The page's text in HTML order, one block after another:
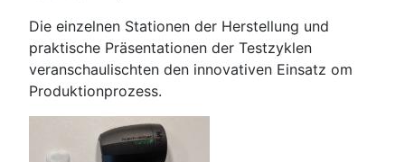
Die einzelnen Stationen der Herstellung und
praktische Präsentationen der Testzyklen
veranschaulischten den innovativen Einsatz om
Produktionprozess.